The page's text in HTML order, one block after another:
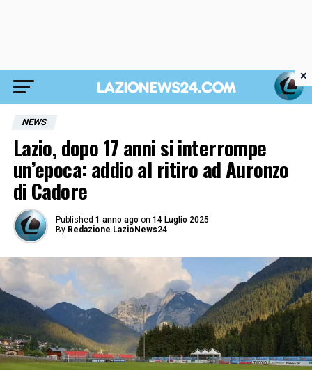
NEWS
Lazio, dopo 17 anni si interrompe
un’epoca: addio al ritiro ad Auronzo
di Cadore
Published 1 anno ago on 14 Luglio 2025
By Redazione LazioNews24
×